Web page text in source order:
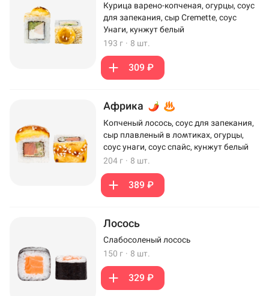
Курица варено-копченая, огурцы, соус
для запекания, сыр Cremette, соус
Унаги, кунжут белый
193 г · 8 шт.
309 ₽
Африка
Копченый лосось, соус для запекания,
сыр плавленый в ломтиках, огурцы,
соус унаги, соус спайс, кунжут белый
204 г · 8 шт.
389 ₽
Лосось
Слабосоленый лосось
150 г · 8 шт.
329 ₽